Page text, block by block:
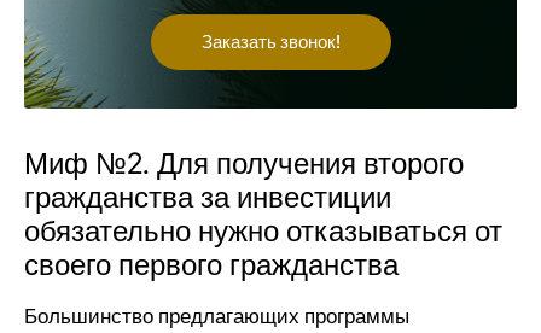
Заказать звонок!
Миф №2. Для получения второго
гражданства за инвестиции
обязательно нужно отказываться от
своего первого гражданства
Большинство предлагающих программы